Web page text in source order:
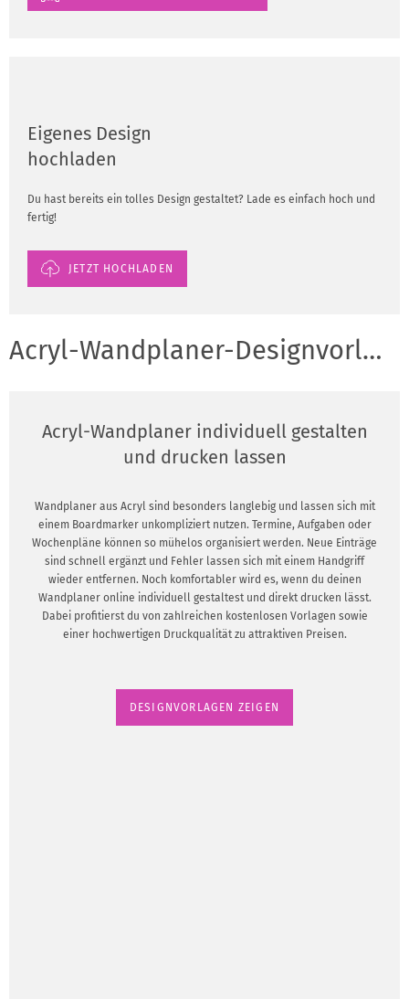
Eigenes Design
hochladen
Du hast bereits ein tolles Design gestaltet? Lade es einfach hoch und
fertig!
JETZT HOCHLADEN
Acryl-Wandplaner-Designvorlagen für
Acryl-Wandplaner individuell gestalten
und drucken lassen
Wandplaner aus Acryl sind besonders langlebig und lassen sich mit
einem Boardmarker unkompliziert nutzen. Termine, Aufgaben oder
Wochenpläne können so mühelos organisiert werden. Neue Einträge
sind schnell ergänzt und Fehler lassen sich mit einem Handgriff
wieder entfernen. Noch komfortabler wird es, wenn du deinen
Wandplaner online individuell gestaltest und direkt drucken lässt.
Dabei profitierst du von zahlreichen kostenlosen Vorlagen sowie
einer hochwertigen Druckqualität zu attraktiven Preisen.
DESIGNVORLAGEN ZEIGEN